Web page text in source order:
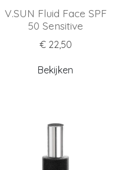
V.SUN Fluid Face SPF
50 Sensitive
€ 22,50
Bekijken